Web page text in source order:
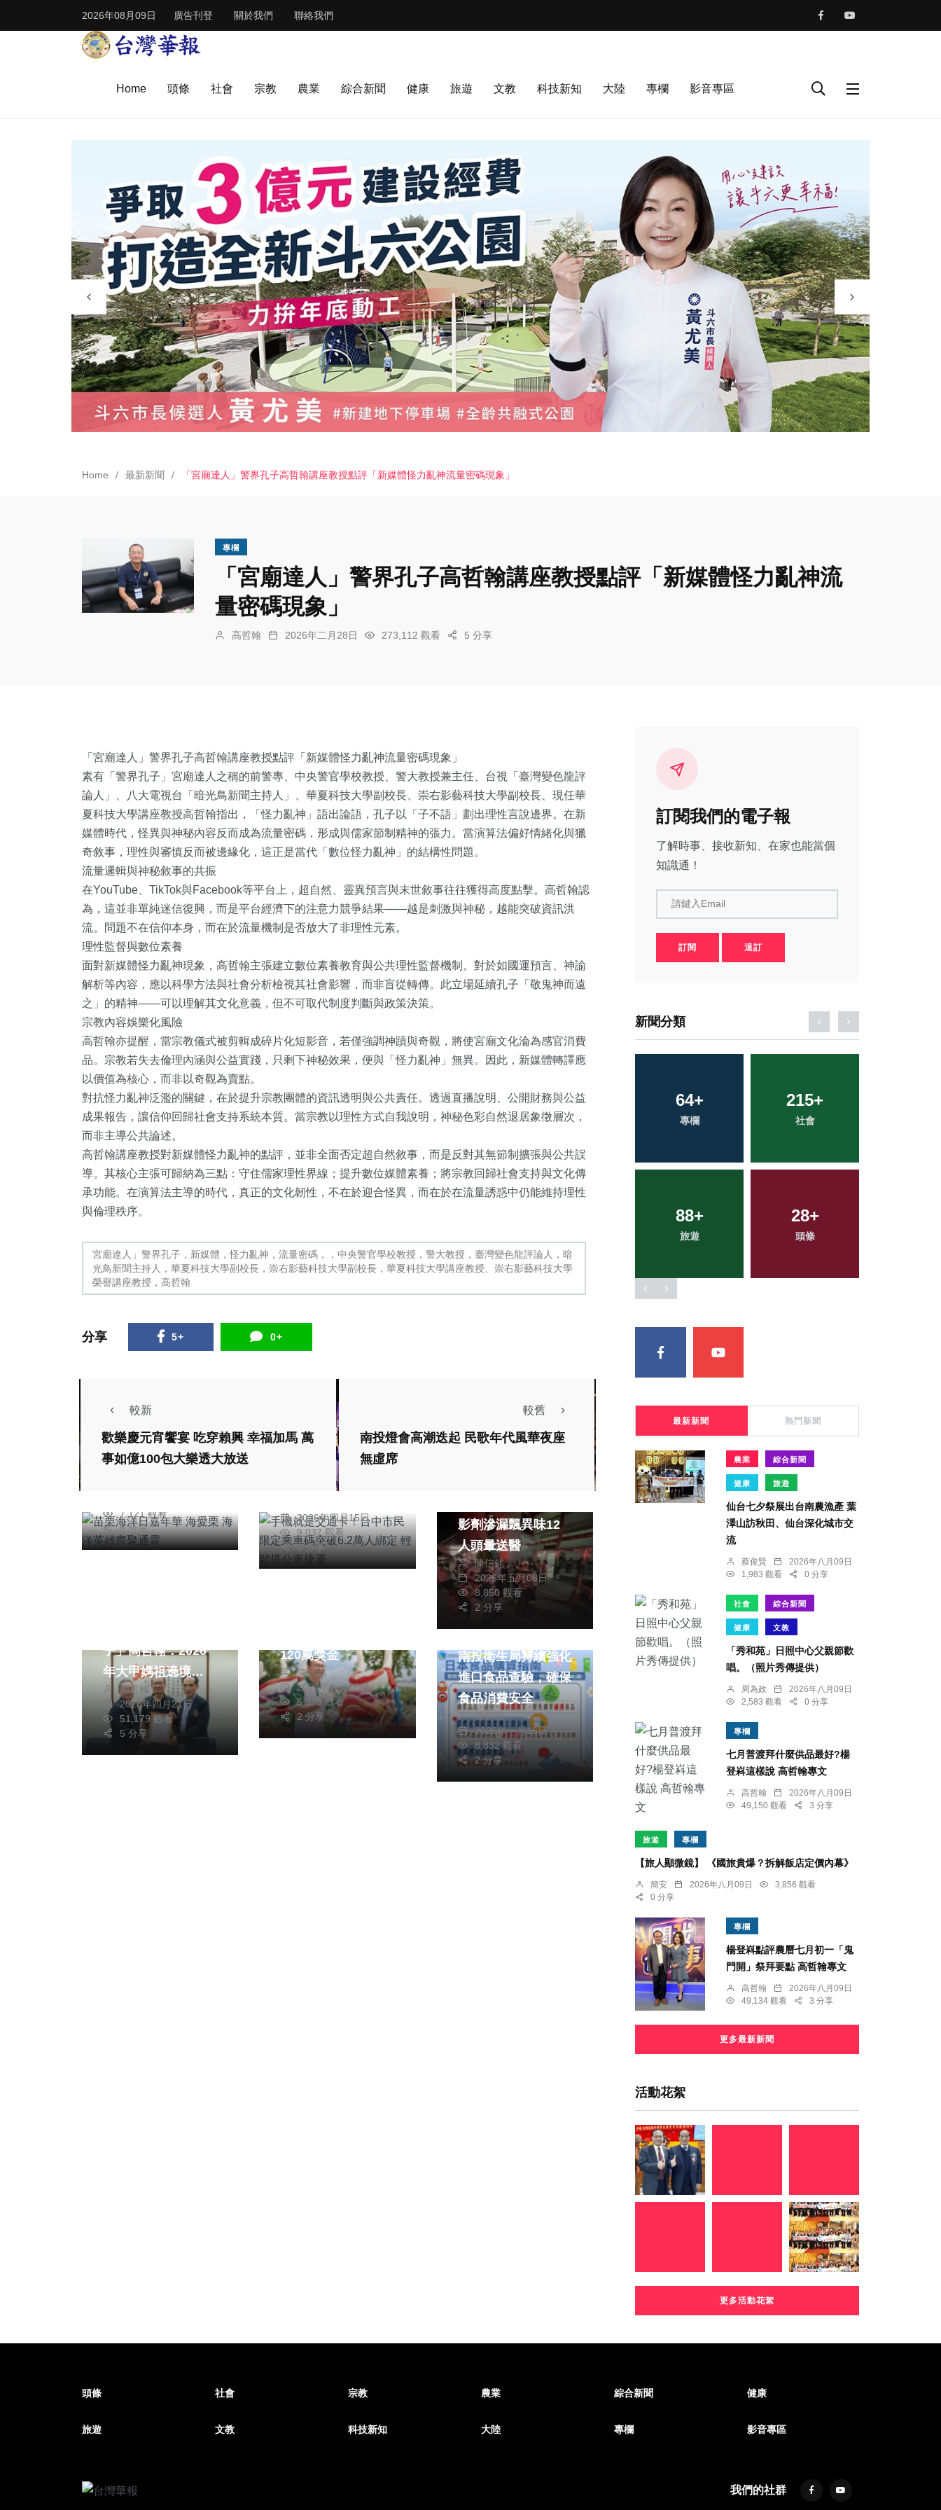
2026年08月09日 廣告刊登 關於我們 聯絡我們
Home 頭條 社會 宗教 農業 綜合新聞 健康 旅遊 文教 科技新知 大陸 專欄 影音專區
Home 最新新聞 「宮廟達人」警界孔子高哲翰講座教授點評「新媒體怪力亂神流量密碼現象」
專欄
「宮廟達人」警界孔子高哲翰講座教授點評「新媒體怪力亂神流
量密碼現象」
高哲翰 2026年二月28日 273,112 觀看 5 分享
「宮廟達人」警界孔子高哲翰講座教授點評「新媒體怪力亂神流量密碼現象」
素有「警界孔子」宮廟達人之稱的前警專、中央警官學校教授、警大教授兼主任、台視「臺灣變色龍評
論人」、八大電視台「暗光鳥新聞主持人」、華夏科技大學副校長、崇右影藝科技大學副校長、現任華
夏科技大學講座教授高哲翰指出，「怪力亂神」語出論語，孔子以「子不語」劃出理性言說邊界。在新
媒體時代，怪異與神秘內容反而成為流量密碼，形成與儒家節制精神的張力。當演算法偏好情緒化與獵
奇敘事，理性與審慎反而被邊緣化，這正是當代「數位怪力亂神」的結構性問題。
流量邏輯與神秘敘事的共振
在YouTube、TikTok與Facebook等平台上，超自然、靈異預言與末世敘事往往獲得高度點擊。高哲翰認
為，這並非單純迷信復興，而是平台經濟下的注意力競爭結果——越是刺激與神秘，越能突破資訊洪
流。問題不在信仰本身，而在於流量機制是否放大了非理性元素。
理性監督與數位素養
面對新媒體怪力亂神現象，高哲翰主張建立數位素養教育與公共理性監督機制。對於如國運預言、神諭
解析等內容，應以科學方法與社會分析檢視其社會影響，而非盲從轉傳。此立場延續孔子「敬鬼神而遠
之」的精神——可以理解其文化意義，但不可取代制度判斷與政策決策。
宗教內容娛樂化風險
高哲翰亦提醒，當宗教儀式被剪輯成碎片化短影音，若僅強調神蹟與奇觀，將使宮廟文化淪為感官消費
品。宗教若失去倫理內涵與公益實踐，只剩下神秘效果，便與「怪力亂神」無異。因此，新媒體轉譯應
以價值為核心，而非以奇觀為賣點。
對抗怪力亂神泛濫的關鍵，在於提升宗教團體的資訊透明與公共責任。透過直播說明、公開財務與公益
成果報告，讓信仰回歸社會支持系統本質。當宗教以理性方式自我說明，神秘色彩自然退居象徵層次，
而非主導公共論述。
高哲翰講座教授對新媒體怪力亂神的點評，並非全面否定超自然敘事，而是反對其無節制擴張與公共誤
導。其核心主張可歸納為三點：守住儒家理性界線；提升數位媒體素養；將宗教回歸社會支持與文化傳
承功能。在演算法主導的時代，真正的文化韌性，不在於迎合怪異，而在於在流量誘惑中仍能維持理性
與倫理秩序。
宮廟達人」警界孔子，新媒體，怪力亂神，流量密碼，，中央警官學校教授，警大教授，臺灣變色龍評論人，暗
光鳥新聞主持人，華夏科技大學副校長，崇右影藝科技大學副校長，華夏科技大學講座教授、崇右影藝科技大學
榮譽講座教授，高哲翰
分享 5+ 0+
較新
歡樂慶元宵饗宴 吃穿賴興 幸福加馬 萬
事如億100包大樂透大放送
較舊
南投燈會高潮迭起 民歌年代風華夜座
無虛席
農業
海愛栗 海洋英雄齊
聚通霄
7,121 觀看
5 分享
手機就是交通卡！台
中市民限定乘車碼突
破6.2萬人綁定 輕鬆
2026年四月15日
9,037 觀看
5 分享
影劑滲漏飄異味12
人頭暈送醫
陳信銘
2026年五月08日
8,850 觀看
2 分享
子」高哲翰：2026
年大甲媽祖遶境
「善」為核心理念深
刻意涵
高哲翰
2026年四月21日
51,179 觀看
5 分享
120萬獎金
陳信銘
2026年六月06日
6,973 觀看
2 分享
健康
南投衛生局持續強化
進口食品查驗，確保
食品消費安全
陳朝枝
2026年一月16日
8,832 觀看
2 分享
訂閱我們的電子報
了解時事、接收新知、在家也能當個
知識通！
請鍵入Email
訂閱 退訂
新聞分類
40+
農業
114+
36+
宗教
18+
科技新知
64+
專欄
215+
社會
88+
旅遊
28+
頭條
127+
文教
37+
農業
388+
綜合新聞
112+
健康
最新新聞 熱門新聞
農業 綜合新聞
健康 旅遊
仙台七夕祭展出台南農漁產 葉
澤山訪秋田、仙台深化城市交
流
蔡俊賢
2026年八月09日
1,983 觀看
0 分享
社會 綜合新聞
健康 文教
「秀和苑」日照中心父親節歡
唱。（照片秀傳提供）
周為政
2026年八月09日
2,583 觀看
0 分享
專欄
七月普渡拜什麼供品最好?楊
登嵙這樣說 高哲翰專文
高哲翰
2026年八月09日
49,150 觀看
3 分享
旅遊 專欄
【旅人顯微鏡】 《國旅貴爆？拆解飯店定價內幕》
簡安 2026年八月09日
3,856 觀看
0 分享
專欄
楊登嵙點評農曆七月初一「鬼
門開」祭拜要點 高哲翰專文
高哲翰
2026年八月09日
49,134 觀看
3 分享
更多最新新聞
活動花絮
更多活動花絮
頭條 社會 宗教 農業 綜合新聞 健康
旅遊 文教 科技新知 大陸 專欄 影音專區
我們的社群